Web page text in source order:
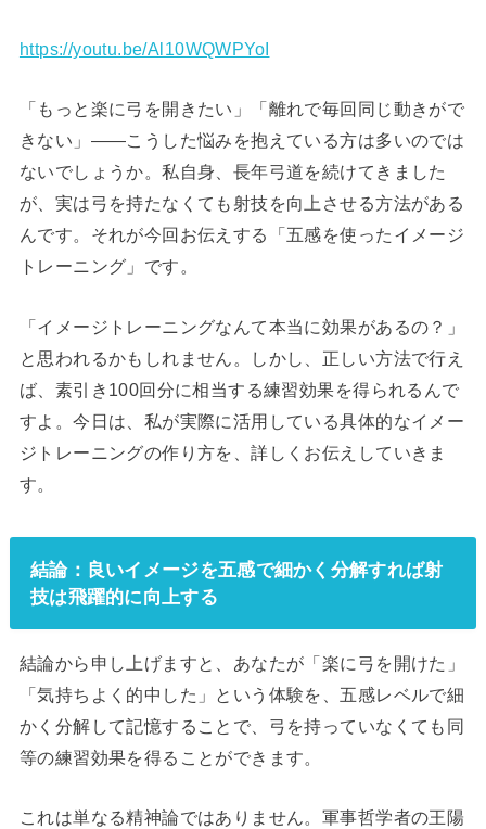
https://youtu.be/Al10WQWPYoI
「もっと楽に弓を開きたい」「離れで毎回同じ動きがで
きない」——こうした悩みを抱えている方は多いのでは
ないでしょうか。私自身、長年弓道を続けてきました
が、実は弓を持たなくても射技を向上させる方法がある
んです。それが今回お伝えする「五感を使ったイメージ
トレーニング」です。
「イメージトレーニングなんて本当に効果があるの？」
と思われるかもしれません。しかし、正しい方法で行え
ば、素引き100回分に相当する練習効果を得られるんで
すよ。今日は、私が実際に活用している具体的なイメー
ジトレーニングの作り方を、詳しくお伝えしていきま
す。
結論：良いイメージを五感で細かく分解すれば射
技は飛躍的に向上する
結論から申し上げますと、あなたが「楽に弓を開けた」
「気持ちよく的中した」という体験を、五感レベルで細
かく分解して記憶することで、弓を持っていなくても同
等の練習効果を得ることができます。
これは単なる精神論ではありません。軍事哲学者の王陽